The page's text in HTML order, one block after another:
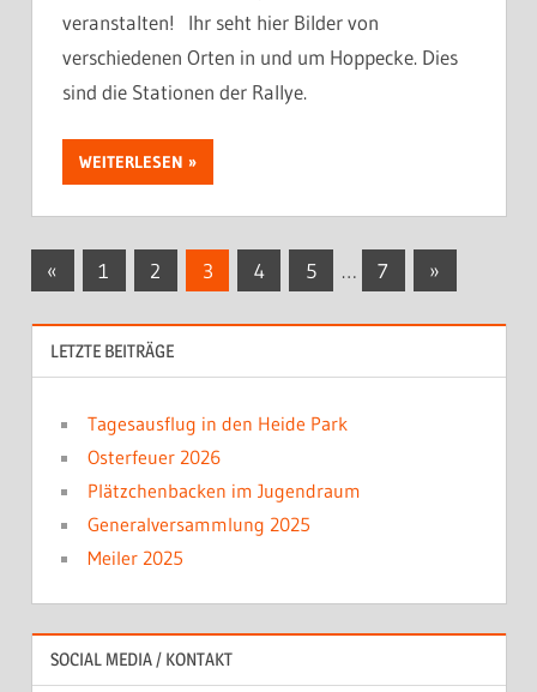
veranstalten! Ihr seht hier Bilder von
verschiedenen Orten in und um Hoppecke. Dies
sind die Stationen der Rallye.
WEITERLESEN
Beitragsnavigation
« Vorherige
1 2 3 4 5 … 7
Nächste
»
LETZTE BEITRÄGE
Tagesausflug in den Heide Park
Osterfeuer 2026
Plätzchenbacken im Jugendraum
Generalversammlung 2025
Meiler 2025
SOCIAL MEDIA / KONTAKT